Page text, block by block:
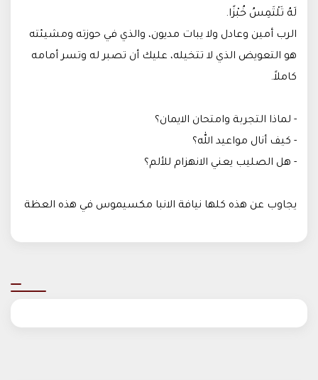
لَهُ تَلْتَمِسُ خُبْزًا.
الرب أمين وعادل ولا يبات مديون، والذي في حوزته ومشيئته
هو التعويض الذي لا تتخيله، عليك أن تصبر له وتسر أمامه
كاملاً.
- لماذا التجربة وامتحان الايمان؟
- كيف أنال مواعيد الله؟
- هل الصليب يعني الانهزام للألم؟
يجاوب عن هذه كلها نيافة الانبا مكسيموس في هذه العظة